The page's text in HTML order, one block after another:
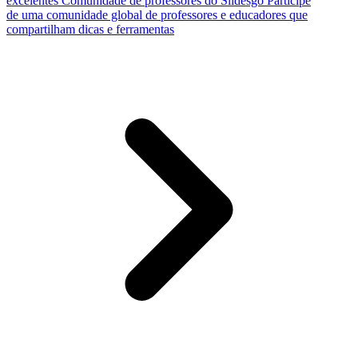
de uma comunidade global de professores e educadores que
compartilham dicas e ferramentas